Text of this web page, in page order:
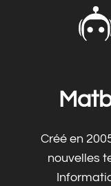
Créé en
nouvelles